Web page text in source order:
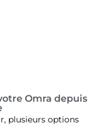
Omra depuis
plusieurs options